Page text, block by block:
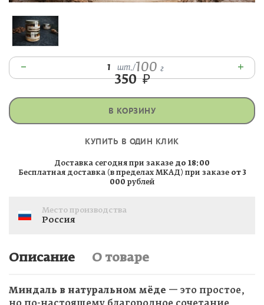
– 1 шт./100 г +
350₽
В КОРЗИНУ
КУПИТЬ В ОДИН КЛИК
Доставка сегодня при заказе до 18:00
Бесплатная доставка (в пределах МКАД) при заказе от 3
000 рублей
Место производства
Россия
Описание О товаре
Миндаль в натуральном мёде — это простое,